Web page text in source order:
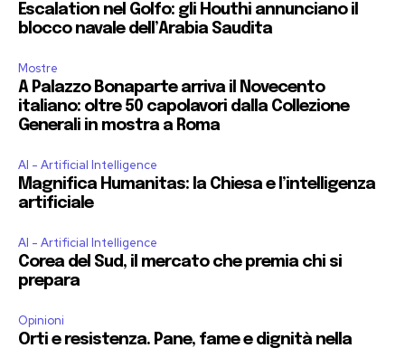
Escalation nel Golfo: gli Houthi annunciano il
blocco navale dell’Arabia Saudita
Mostre
A Palazzo Bonaparte arriva il Novecento
italiano: oltre 50 capolavori dalla Collezione
Generali in mostra a Roma
AI - Artificial Intelligence
Magnifica Humanitas: la Chiesa e l’intelligenza
artificiale
AI - Artificial Intelligence
Corea del Sud, il mercato che premia chi si
prepara
Opinioni
Orti e resistenza. Pane, fame e dignità nella